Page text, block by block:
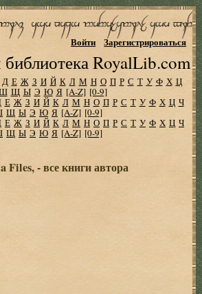
RoyalLib.com
Войти Зарегистрироваться
Д Е Ж З И Й К Л М Н О П Р С Т У Ф Х Ц
Щ Ы Э Ю Я [A-Z] [0-9]
Е Ж З И Й К Л М Н О П Р С Т У Ф Х Ц Ч
Щ Ы Э Ю Я [A-Z] [0-9]
Е Ж З И Й К Л М Н О П Р С Т У Ф Х Ц Ч
Щ Ы Э Ю Я [A-Z] [0-9]
Files, - все книги автора